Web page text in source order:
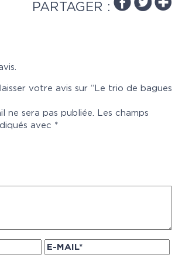
PARTAGER :
votre avis sur “Le trio de bagues
ne sera pas publiée.
Les champs
avec *